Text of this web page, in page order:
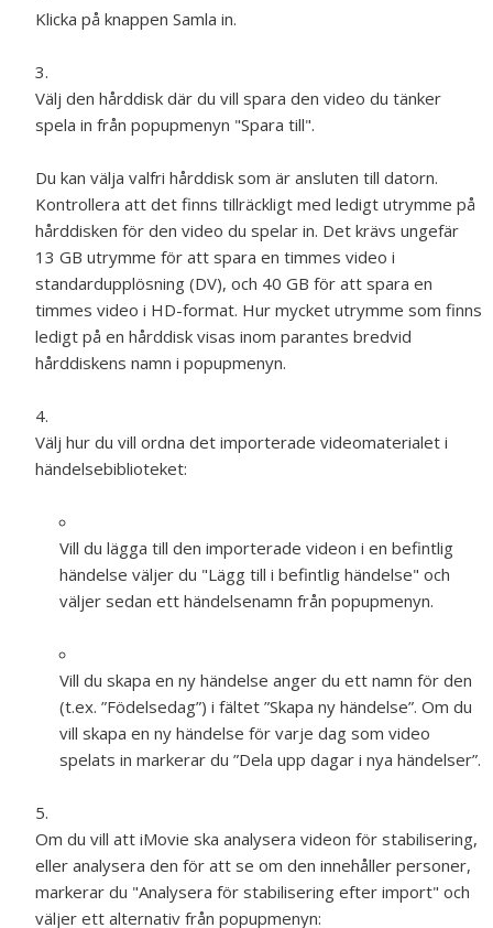
Klicka på knappen Samla in.
Välj den hårddisk där du vill spara den video du tänker
spela in från popupmenyn "Spara till".
Du kan välja valfri hårddisk som är ansluten till datorn.
Kontrollera att det finns tillräckligt med ledigt utrymme på
hårddisken för den video du spelar in. Det krävs ungefär
13 GB utrymme för att spara en timmes video i
standardupplösning (DV), och 40 GB för att spara en
timmes video i HD-format. Hur mycket utrymme som finns
ledigt på en hårddisk visas inom parantes bredvid
hårddiskens namn i popupmenyn.
Välj hur du vill ordna det importerade videomaterialet i
händelsebiblioteket:
Vill du lägga till den importerade videon i en befintlig
händelse väljer du "Lägg till i befintlig händelse" och
väljer sedan ett händelsenamn från popupmenyn.
Vill du skapa en ny händelse anger du ett namn för den
(t.ex. ”Födelsedag”) i fältet ”Skapa ny händelse”. Om du
vill skapa en ny händelse för varje dag som video
spelats in markerar du ”Dela upp dagar i nya händelser”.
Om du vill att iMovie ska analysera videon för stabilisering,
eller analysera den för att se om den innehåller personer,
markerar du "Analysera för stabilisering efter import" och
väljer ett alternativ från popupmenyn: